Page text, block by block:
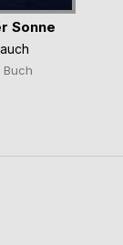
Sonne
Buch